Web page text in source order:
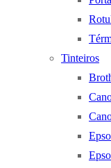
Tinteiros